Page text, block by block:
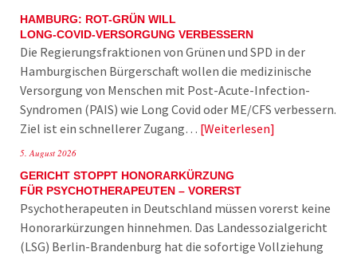
HAMBURG: ROT-GRÜN WILL
LONG-COVID-VERSORGUNG VERBESSERN
Die Regierungsfraktionen von Grünen und SPD in der
Hamburgischen Bürgerschaft wollen die medizinische
Versorgung von Menschen mit Post-Acute-Infection-
Syndromen (PAIS) wie Long Covid oder ME/CFS verbessern.
Ziel ist ein schnellerer Zugang… Weiterlesen
5. August 2026
GERICHT STOPPT HONORARKÜRZUNG
FÜR PSYCHOTHERAPEUTEN – VORERST
Psychotherapeuten in Deutschland müssen vorerst keine
Honorarkürzungen hinnehmen. Das Landessozialgericht
(LSG) Berlin-Brandenburg hat die sofortige Vollziehung